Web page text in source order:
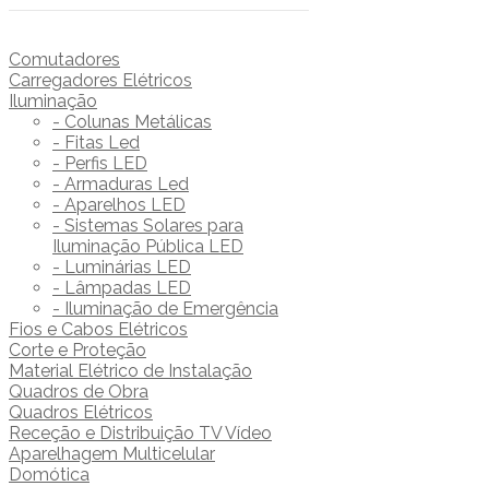
Comutadores
Carregadores Elétricos
Iluminação
- Colunas Metálicas
- Fitas Led
- Perfis LED
- Armaduras Led
- Aparelhos LED
- Sistemas Solares para
Iluminação Pública LED
- Luminárias LED
- Lâmpadas LED
- Iluminação de Emergência
Fios e Cabos Elétricos
Corte e Proteção
Material Elétrico de Instalação
Quadros de Obra
Quadros Elétricos
Receção e Distribuição TV Vídeo
Aparelhagem Multicelular
Domótica